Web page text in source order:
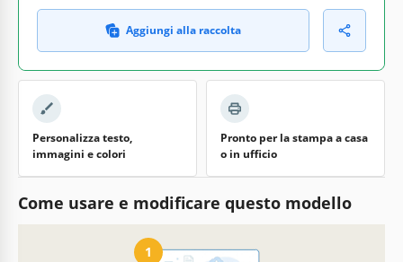
Aggiungi alla raccolta
Personalizza testo,
immagini e colori
Pronto per la stampa a casa
o in ufficio
Come usare e modificare questo modello
1